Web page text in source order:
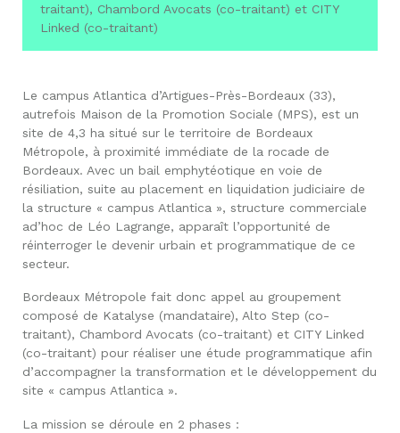
traitant), Chambord Avocats (co-traitant) et CITY
Linked (co-traitant)
Le campus Atlantica d’Artigues-Près-Bordeaux (33),
autrefois Maison de la Promotion Sociale (MPS), est un
site de 4,3 ha situé sur le territoire de Bordeaux
Métropole, à proximité immédiate de la rocade de
Bordeaux. Avec un bail emphytéotique en voie de
résiliation, suite au placement en liquidation judiciaire de
la structure « campus Atlantica », structure commerciale
ad’hoc de Léo Lagrange, apparaît l’opportunité de
réinterroger le devenir urbain et programmatique de ce
secteur.
Bordeaux Métropole fait donc appel au groupement
composé de Katalyse (mandataire), Alto Step (co-
traitant), Chambord Avocats (co-traitant) et CITY Linked
(co-traitant) pour réaliser une étude programmatique afin
d’accompagner la transformation et le développement du
site « campus Atlantica ».
La mission se déroule en 2 phases :